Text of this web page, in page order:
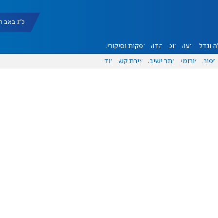
כ"ג באב תשפ"ו
ונדל"ן דעות אוכל יהדות הפקות וסיקורים
ספורט פורומים אתר ישיבה יצירת קשר עוד